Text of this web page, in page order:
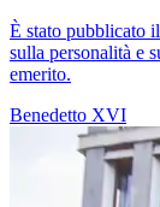
È stato pubblicato
sulla personalità e
emerito.
Benedetto XVI